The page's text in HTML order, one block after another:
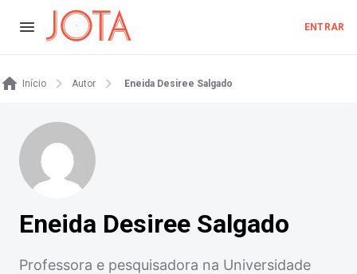
ENTRAR
Início Autor Eneida Desiree Salgado
Eneida Desiree Salgado
Professora e pesquisadora na Universidade